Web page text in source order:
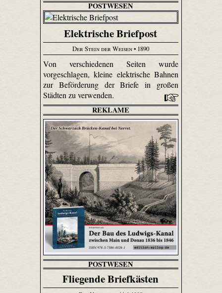
POSTWESEN
Elektrische Briefpost
Der Stein der Weisen• 1890
Von verschiedenen Seiten wurde
vorgeschlagen, kleine elektrische Bahnen
zur Beförderung der Briefe in großen
Städten zu verwenden.
REKLAME
POSTWESEN
Fliegende Briefkästen